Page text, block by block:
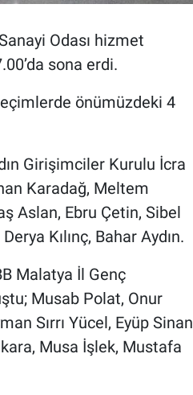
Odası hizmet
sona erdi.
önümüzdeki 4
Girişimciler Kurulu İcra
Karadağ, Meltem
Aslan, Ebru Çetin, Sibel
Kılınç, Bahar Aydın.
Malatya İl Genç
Musab Polat, Onur
Sırrı Yücel, Eyüp Sinan
Musa İşlek, Mustafa